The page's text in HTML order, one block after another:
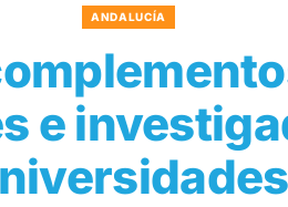
ANDALUCÍA
e